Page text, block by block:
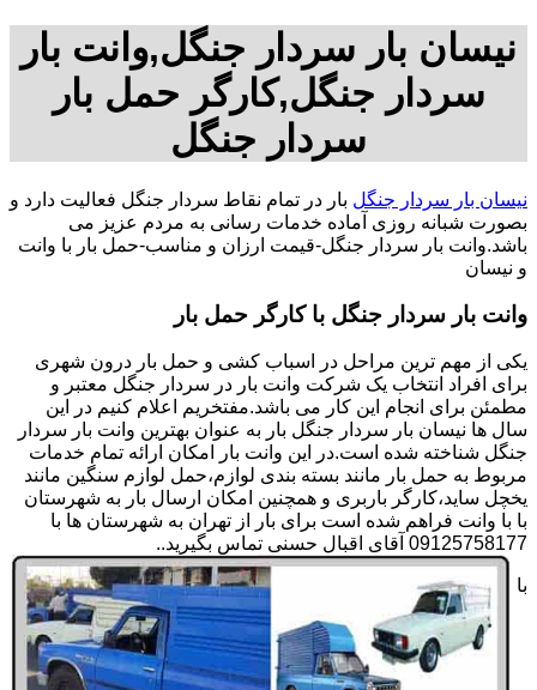
نیسان بار سردار جنگل,وانت بار
سردار جنگل,کارگر حمل بار
سردار جنگل
نیسان بار سردار جنگل بار در تمام نقاط سردار جنگل فعالیت دارد و
بصورت شبانه روزی آماده خدمات رسانی به مردم عزیز می
باشد.وانت بار سردار جنگل-قیمت ارزان و مناسب-حمل بار با وانت
و نیسان
وانت بار سردار جنگل با کارگر حمل بار
یکی از مهم ترین مراحل در اسباب کشی و حمل بار درون شهری
برای افراد انتخاب یک شرکت وانت بار در سردار جنگل معتبر و
مطمئن برای انجام این کار می باشد.مفتخریم اعلام کنیم در این
سال ها نیسان بار سردار جنگل بار به عنوان بهترین وانت بار سردار
جنگل شناخته شده است.در این وانت بار امکان ارائه تمام خدمات
مربوط به حمل بار مانند بسته بندی لوازم،حمل لوازم سنگین مانند
یخچل ساید،کارگر باربری و همچنین امکان ارسال بار به شهرستان
با با وانت فراهم شده است برای بار از تهران به شهرستان ها با
09125758177 آقای اقبال حسنی تماس بگیرید..
با